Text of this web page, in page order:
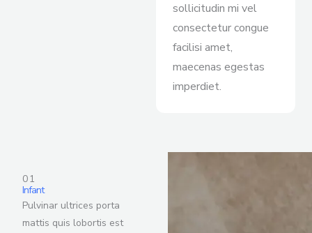
sollicitudin mi vel
consectetur congue
facilisi amet,
maecenas egestas
imperdiet.
01
Infant
Pulvinar ultrices porta
mattis quis lobortis est